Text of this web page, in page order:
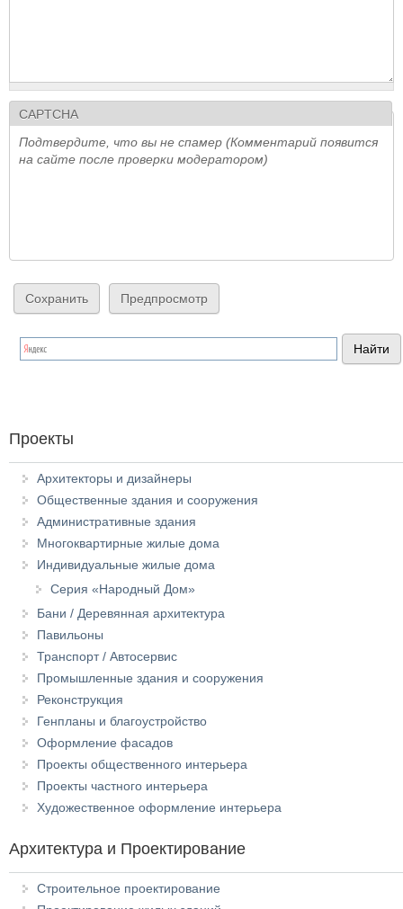
CAPTCHA
Подтвердите, что вы не спамер (Комментарий появится
на сайте после проверки модератором)
Проекты
Архитекторы и дизайнеры
Общественные здания и сооружения
Административные здания
Многоквартирные жилые дома
Индивидуальные жилые дома
Серия «Народный Дом»
Бани / Деревянная архитектура
Павильоны
Транспорт / Автосервис
Промышленные здания и сооружения
Реконструкция
Генпланы и благоустройство
Оформление фасадов
Проекты общественного интерьера
Проекты частного интерьера
Художественное оформление интерьера
Архитектура и Проектирование
Строительное проектирование